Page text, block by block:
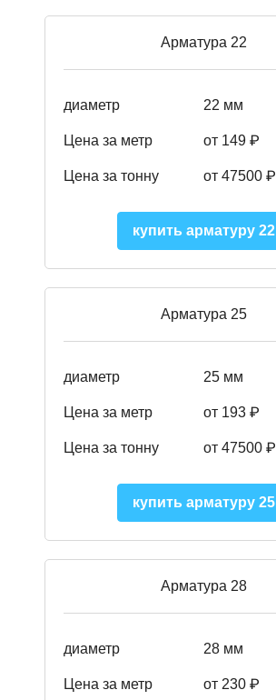
Арматура 22
диаметр 22 мм
Цена за метр от 149 ₽
Цена за тонну от 47500 ₽
купить арматуру 22
Арматура 25
диаметр 25 мм
Цена за метр от 193 ₽
Цена за тонну от 47500 ₽
купить арматуру 25
Арматура 28
диаметр 28 мм
Цена за метр от 230 ₽